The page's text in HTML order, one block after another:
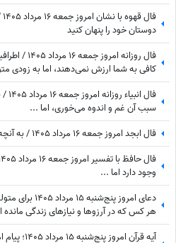
دوستان خود را پنهان کنید
فال روزانه
کافی به شما ارزش نمی‌دهند، اما به زودی
سبب آن غم و اندوه می‌خوری، اما ...
فال ابجد امروز جمعه 16 مرداد 1405 / به آنچه نیت کرده ای میرسی اما باید ...
وجود دارد اما ...
دعای امروز
هر کس که در آرزوها و نیازهای زندگی
آیه قرآن